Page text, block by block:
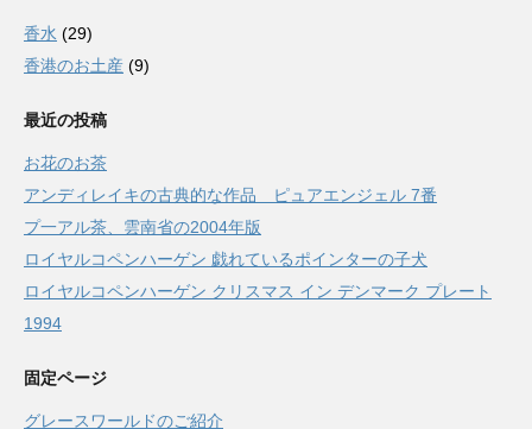
香水 (29)
香港のお土産 (9)
最近の投稿
お花のお茶
アンディレイキの古典的な作品 ピュアエンジェル 7番
プ一アル茶、雲南省の2004年版
ロイヤルコペンハーゲン 戯れているポインターの子犬
ロイヤルコペンハーゲン クリスマス イン デンマーク プレート
1994
固定ページ
グレースワールドのご紹介